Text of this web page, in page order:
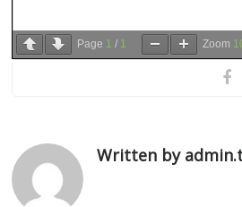
Page 1 / 1 Zoom
Written by